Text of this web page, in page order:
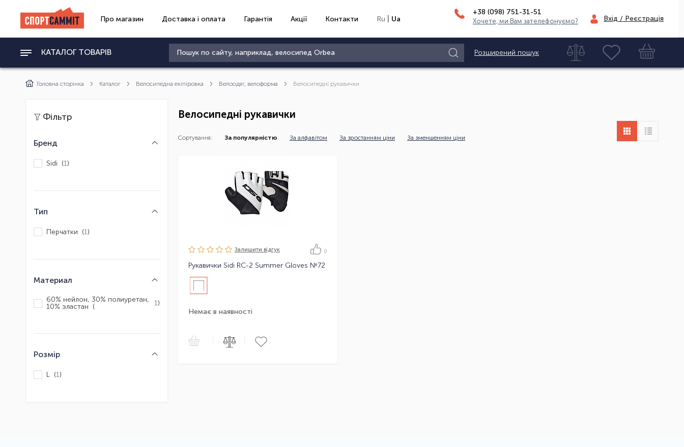
Про магазин Доставка і оплата Гарантія Акції Контакти Ru Ua
+38 (098) 751-31-51
Хочете, ми Вам зателефонуємо? Вхід / Реєстрація
КАТАЛОГ ТОВАРІВ Розширений пошук
Головна сторінка Каталог Велосипедна екіпіровка Велоодяг, велоформа Велосипедні рукавички
Фільтр
Бренд
Sidi (1)
Тип
Перчатки (1)
Материал
60% нейлон, 30% полиуретан,
10% эластан (
1)
Розмір
L (1)
Велосипедні рукавички
Сортування: За популярністю За алфавітом За зростанням ціни За зменшенням ціни
Залишити вiдгук 0
Рукавички Sidi RC-2 Summer Gloves №72
Немає в наявності